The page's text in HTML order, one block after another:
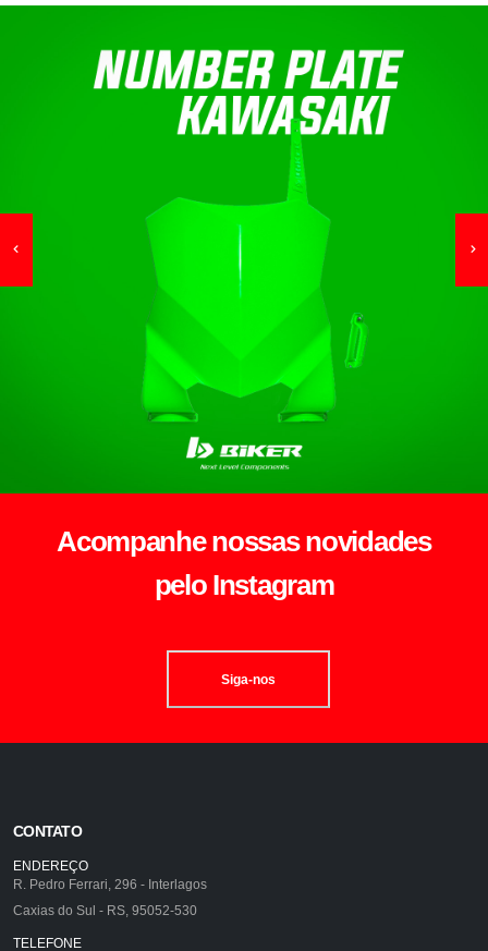
Acompanhe nossas novidades
pelo Instagram
Siga-nos
CONTATO
ENDEREÇO
R. Pedro Ferrari, 296 - Interlagos
Caxias do Sul - RS, 95052-530
TELEFONE